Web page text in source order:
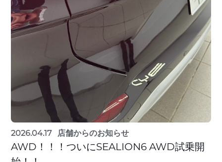
2026.04.17 店舗からのお知らせ
AWD！！！ついにSEALION6 AWD試乗開